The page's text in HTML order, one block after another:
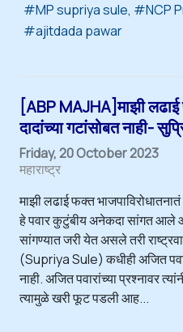
MP supriya sule
NCP
ajitdada pawar
[ABP MAJHA]माझी लढाई
दादांच्या गटांसोबत नाही-
Friday, 20 October 2023
महाराष्ट्र
माझी लढाई फक्त
हे पवार कुटुंबीय अनेकदा सांगत
सांगण्यात जरी येत असले तरी
(Supriya Sule) कधीही अजित
नाही. अजित पवारांच्या प्रश्नावर
त्यामुळे खरी फूट पडली आह...